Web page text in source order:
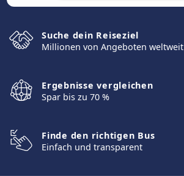
Suche dein Reiseziel
Millionen von Angeboten weltweit
Ergebnisse vergleichen
Spar bis zu 70 %
Finde den richtigen Bus
Einfach und transparent